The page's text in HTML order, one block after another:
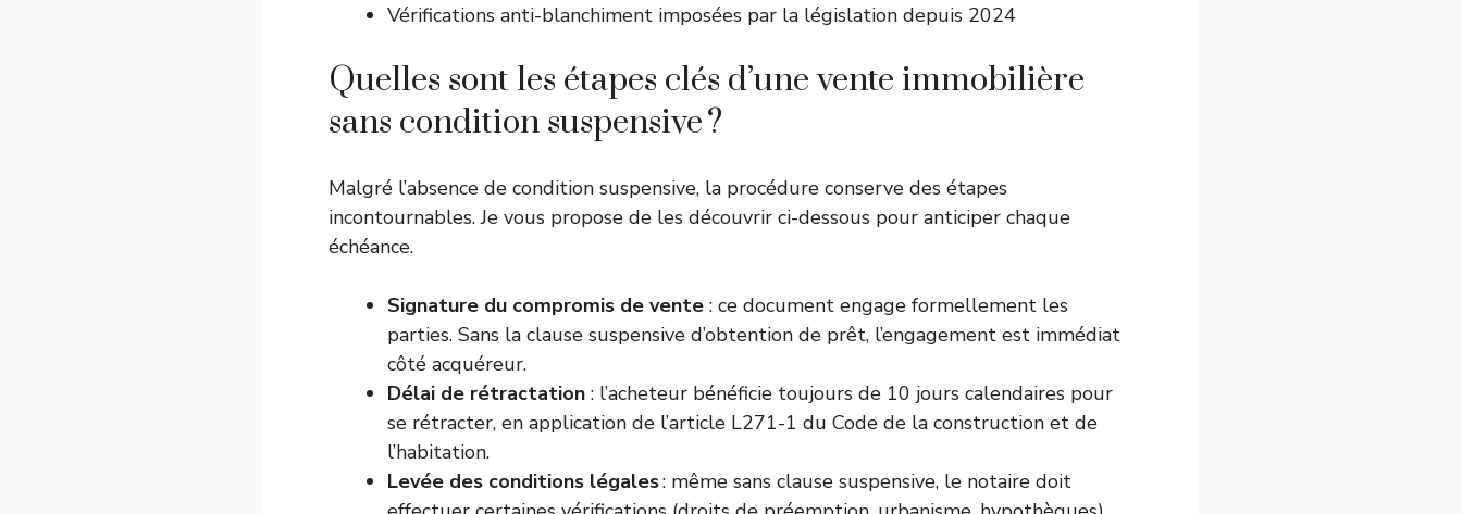
Vérifications anti-blanchiment imposées par la législation depuis 2024
Quelles sont les étapes clés d’une vente immobilière
sans condition suspensive ?
Malgré l’absence de condition suspensive, la procédure conserve des étapes
incontournables. Je vous propose de les découvrir ci-dessous pour anticiper chaque
échéance.
Signature du compromis de vente : ce document engage formellement les
parties. Sans la clause suspensive d’obtention de prêt, l’engagement est immédiat
côté acquéreur.
Délai de rétractation : l’acheteur bénéficie toujours de 10 jours calendaires pour
se rétracter, en application de l’article L271-1 du Code de la construction et de
l’habitation.
Levée des conditions légales: même sans clause suspensive, le notaire doit